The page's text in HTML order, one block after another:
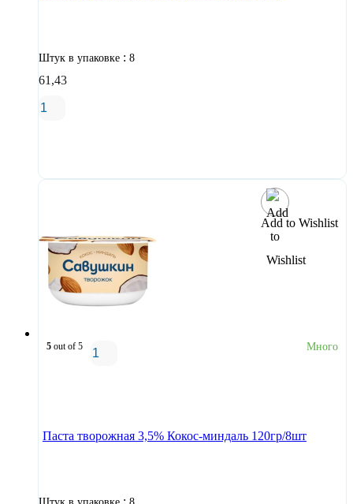
Штук в упаковке : 8
61,43
Add to Wishlist
5 out of 5 Много
Паста творожная 3,5% Кокос-миндаль 120гр/8шт
: